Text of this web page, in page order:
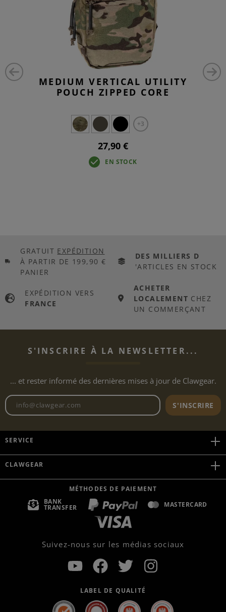
MEDIUM VERTICAL UTILITY
POUCH ZIPPED CORE
+3
27,90 €
EN STOCK
GRATUIT EXPÉDITION
À PARTIR DE 199,90 €
PANIER
DES MILLIERS D
'ARTICLES EN STOCK
EXPÉDITION VERS
FRANCE
ACHETER
LOCALEMENT CHEZ
UN COMMERÇANT
S'INSCRIRE À LA NEWSLETTER...
... et rester informé des dernières mises à jour de Clawgear.
Adresse e-mail de laS'INSCRIRE
SERVICE
CLAWGEAR
MÉTHODES DE PAIEMENT
BANK
TRANSFER MASTERCARD
Suivez-nous sur les médias sociaux
LABEL DE QUALITÉ